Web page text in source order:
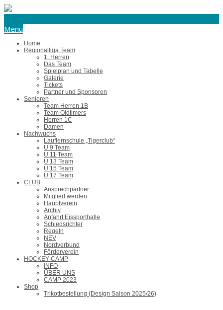
Menu
Home
Regionalliga Team
1. Herren
Das Team
Spielplan und Tabelle
Galerie
Tickets
Partner und Sponsoren
Senioren
Team Herren 1B
Team Oldtimers
Herren 1C
Damen
Nachwuchs
Lauflernschule „Tigerclub“
U 9 Team
U 11 Team
U 13 Team
U 15 Team
U 17 Team
CLUB
Ansprechpartner
Mitglied werden
Hauptverein
Archiv
Anfahrt Eissporthalle
Schiedsrichter
Regeln
NEV
Nordverbund
Förderverein
HOCKEY-CAMP
INFO
ÜBER UNS
CAMP 2023
Shop
Trikotbestellung (Design Saison 2025/26)